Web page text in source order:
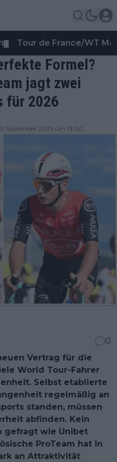
Tour de France/WT
Formel?
jagt zwei
für 2026
November 2025 um 13:00
0
Vertrag für die
World Tour-Fahrer
Selbst etablierte
regelmäßig an
standen, müssen
abfinden. Kein
gefragt wie Unibet
ProTeam hat in
an Attraktivität